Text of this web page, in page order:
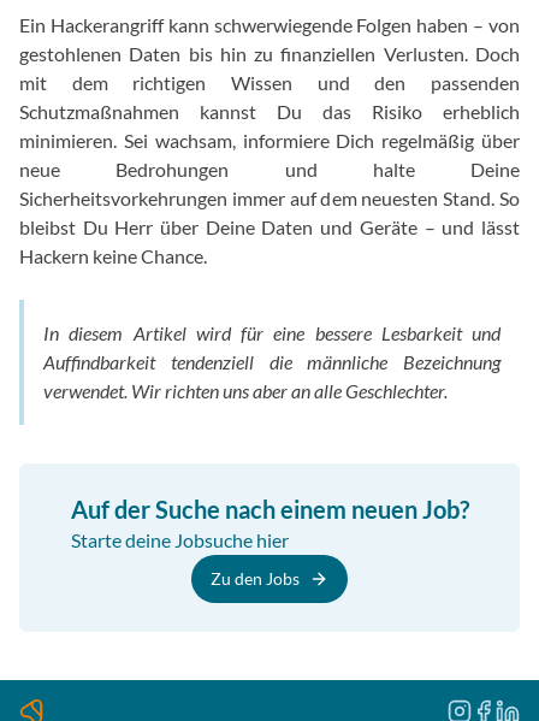
Ein Hackerangriff kann schwerwiegende Folgen haben – von
gestohlenen Daten bis hin zu finanziellen Verlusten. Doch
mit dem richtigen Wissen und den passenden
Schutzmaßnahmen kannst Du das Risiko erheblich
minimieren. Sei wachsam, informiere Dich regelmäßig über
neue Bedrohungen und halte Deine
Sicherheitsvorkehrungen immer auf dem neuesten Stand. So
bleibst Du Herr über Deine Daten und Geräte – und lässt
Hackern keine Chance.
In diesem Artikel wird für eine bessere Lesbarkeit und
Auffindbarkeit tendenziell die männliche Bezeichnung
verwendet. Wir richten uns aber an alle Geschlechter.
Auf der Suche nach einem neuen Job?
Starte deine Jobsuche hier
Zu den Jobs